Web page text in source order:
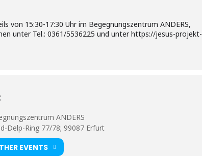
von 15:30-17:30 Uhr im Begegnungszentrum ANDERS,
unter Tel.: 0361/5536225 und unter https://jesus-projekt-
ANDERS
Delp-Ring 77/78; 99087 Erfurt
EVENTS